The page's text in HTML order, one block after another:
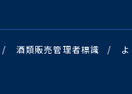
/ 酒類販売管理者標識 /